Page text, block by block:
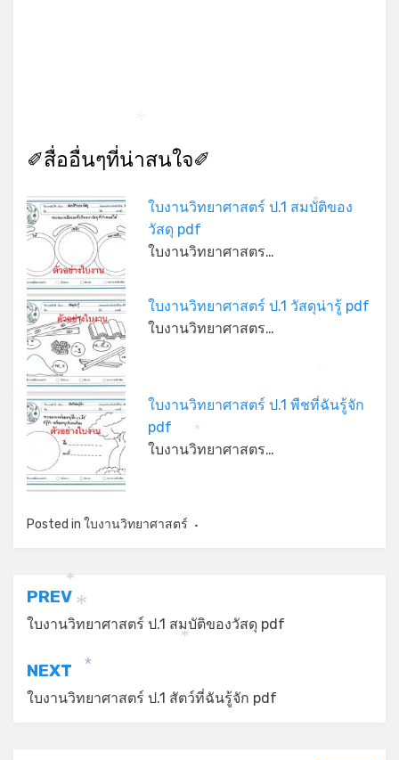
✐สื่ออื่นๆที่น่าสนใจ✐
ใบงานวิทยาศาสตร์ ป.1 สมบัติของ
วัสดุ pdf
ใบงานวิทยาศาสตร…
ใบงานวิทยาศาสตร์ ป.1 วัสดุน่ารู้ pdf
ใบงานวิทยาศาสตร…
ใบงานวิทยาศาสตร์ ป.1 พืชที่ฉันรู้จัก
pdf
ใบงานวิทยาศาสตร…
Posted in ใบงานวิทยาศาสตร์
แนะแนว
เรื่อง
PREV
ใบงานวิทยาศาสตร์ ป.1 สมบัติของวัสดุ pdf
NEXT
ใบงานวิทยาศาสตร์ ป.1 สัตว์ที่ฉันรู้จัก pdf
*
*
*
*
*
*
*